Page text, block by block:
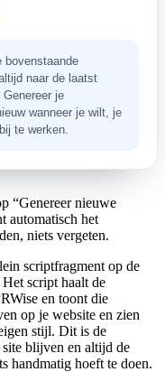
bovenstaande
naar de laatst
je
wanneer je wilt, je
te werken.
“Genereer nieuwe
automatisch het
niets vergeten.
scriptfragment op de
script haalt de
en toont die
op je website en zien
stijl. Dit is de
blijven en altijd de
handmatig hoeft te doen.